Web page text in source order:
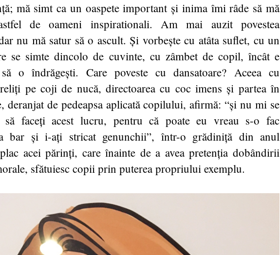
mă simt ca un oaspete important și inima îmi râde să mă
de oameni inspirationali. Am mai auzit povestea
nu mă satur să o ascult. Și vorbește cu atâta suflet, cu un
se simte dincolo de cuvinte, cu zâmbet de copil, încât e
o îndrăgești. Care poveste cu dansatoare? Aceea cu
pe coji de nucă, directoarea cu coc imens și partea în
deranjat de pedeapsa aplicată copilului, afirmă: “și nu mi se
să faceți acest lucru, pentru că poate eu vreau s-o fac
bar și i-ați stricat genunchii”, într-o grădiniță din anul
acei părinți, care înainte de a avea pretenția dobândirii
sfătuiesc copii prin puterea propriului exemplu.